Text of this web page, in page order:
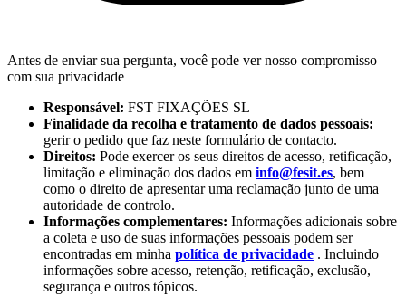
Antes de enviar sua pergunta, você pode ver nosso compromisso
com sua privacidade
Responsável: FST FIXAÇÕES SL
Finalidade da recolha e tratamento de dados pessoais:
gerir o pedido que faz neste formulário de contacto.
Direitos: Pode exercer os seus direitos de acesso, retificação,
limitação e eliminação dos dados em info@fesit.es, bem
como o direito de apresentar uma reclamação junto de uma
autoridade de controlo.
Informações complementares: Informações adicionais sobre
a coleta e uso de suas informações pessoais podem ser
encontradas em minha política de privacidade . Incluindo
informações sobre acesso, retenção, retificação, exclusão,
segurança e outros tópicos.